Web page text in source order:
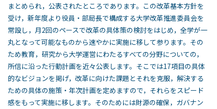
まとめられ，公表されたところであります。この改革基本方針を
受け，新年度より役員・部局長で構成する大学改革推進委員会を
常設し，月2回のペースで改革の具体策の検討をはじめ，全学が一
丸となって可能なものから速やかに実施に移して参ります。その
ため教育，研究から大学運営にわたるすべての分野についての，
所信に沿った行動計画を近々公表します。そこでは17項目の具体
的なビジョンを掲げ，改革に向けた課題とそれを克服，解決する
ための具体の施策・年次計画を定めますので，それらをスピード
感をもって実施に移します。そのためには財源の確保，ガバナン